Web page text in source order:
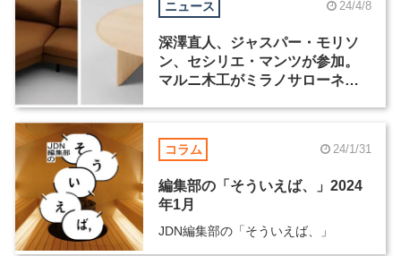
ニュース 24/4/8
深澤直人、ジャスパー・モリソ
ン、セシリエ・マンツが参加。
マルニ木工がミラノサローネで
コラム 24/1/31
編集部の「そういえば、」2024
年1月
JDN編集部の「そういえば、」